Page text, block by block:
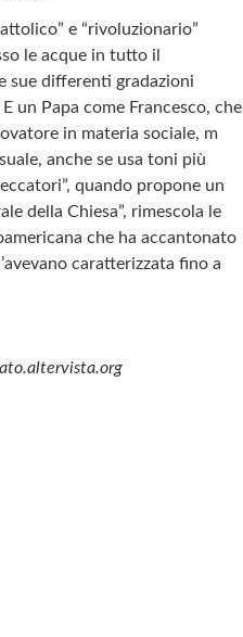
e “rivoluzionario”
le acque in tutto il
sue differenti gradazioni
un Papa come Francesco, che
in materia sociale, m
anche se usa toni più
quando propone un
della Chiesa”, rimescola le
che ha accantonato
caratterizzata fino a